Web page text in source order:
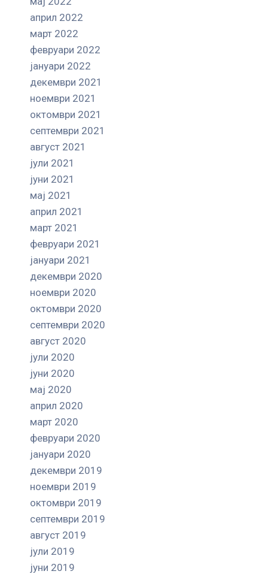
април 2022
март 2022
февруари 2022
јануари 2022
декември 2021
ноември 2021
октомври 2021
септември 2021
август 2021
јули 2021
јуни 2021
мај 2021
април 2021
март 2021
февруари 2021
јануари 2021
декември 2020
ноември 2020
октомври 2020
септември 2020
август 2020
јули 2020
јуни 2020
мај 2020
април 2020
март 2020
февруари 2020
јануари 2020
декември 2019
ноември 2019
октомври 2019
септември 2019
август 2019
јули 2019
јуни 2019